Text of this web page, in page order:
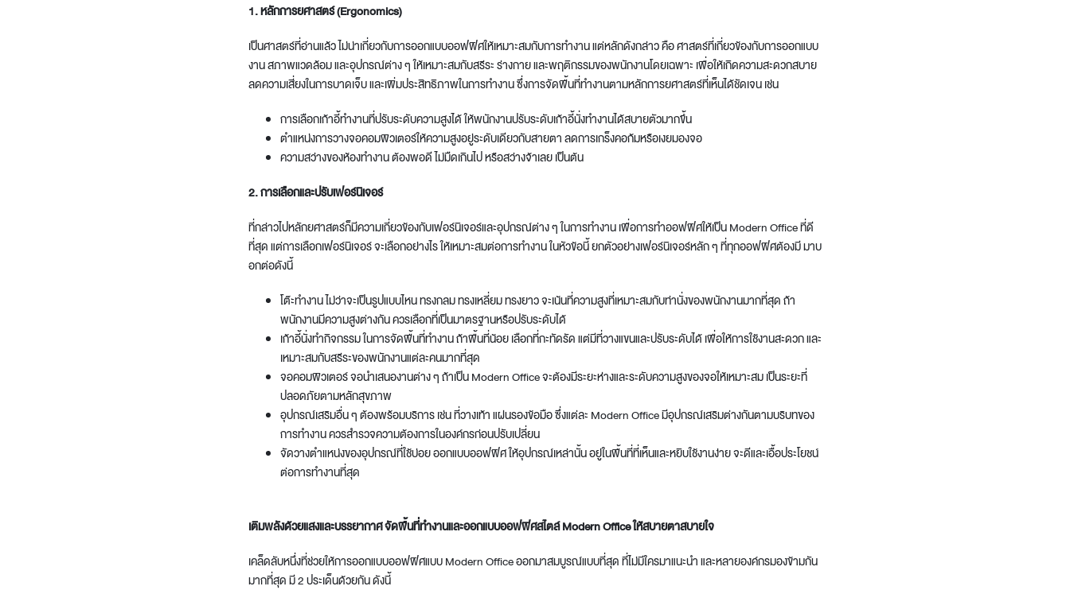
1. หลักการยศาสตร์ (Ergonomics)
เป็นศาสตร์ที่อ่านแล้ว ไม่น่าเกี่ยวกับการออกแบบออฟฟิศให้เหมาะสมกับการทำงาน แต่หลักดังกล่าว คือ ศาสตร์ที่เกี่ยวข้องกับการออกแบบ
งาน สภาพแวดล้อม และอุปกรณ์ต่าง ๆ ให้เหมาะสมกับสรีระ ร่างกาย และพฤติกรรมของพนักงานโดยเฉพาะ เพื่อให้เกิดความสะดวกสบาย
ลดความเสี่ยงในการบาดเจ็บ และเพิ่มประสิทธิภาพในการทำงาน ซึ่งการจัดพื้นที่ทำงานตามหลักการยศาสตร์ที่เห็นได้ชัดเจน เช่น
การเลือกเก้าอี้ทำงานที่ปรับระดับความสูงได้ ให้พนักงานปรับระดับเก้าอี้นั่งทำงานได้สบายตัวมากขึ้น
ตำแหน่งการวางจอคอมพิวเตอร์ให้ความสูงอยู่ระดับเดียวกับสายตา ลดการเกร็งคอก้มหรือเงยมองจอ
ความสว่างของห้องทำงาน ต้องพอดี ไม่มืดเกินไป หรือสว่างจ้าเลย เป็นต้น
2. การเลือกและปรับเฟอร์นิเจอร์
ที่กล่าวไปหลักยศาสตร์ก็มีความเกี่ยวข้องกับเฟอร์นิเจอร์และอุปกรณ์ต่าง ๆ ในการทำงาน เพื่อการทำออฟฟิศให้เป็นModern Officeที่ดี
ที่สุด แต่การเลือกเฟอร์นิเจอร์ จะเลือกอย่างไร ให้เหมาะสมต่อการทำงาน ในหัวข้อนี้ ยกตัวอย่างเฟอร์นิเจอร์หลัก ๆ ที่ทุกออฟฟิศต้องมี มาบ
อกต่อดังนี้
โต๊ะทำงาน ไม่ว่าจะเป็นรูปแบบไหน ทรงกลม ทรงเหลี่ยม ทรงยาว จะเน้นที่ความสูงที่เหมาะสมกับท่านั่งของพนักงานมากที่สุด ถ้า
พนักงานมีความสูงต่างกัน ควรเลือกที่เป็นมาตรฐานหรือปรับระดับได้
เก้าอี้นั่งทำกิจกรรม ในการจัดพื้นที่ทำงานถ้าพื้นที่น้อย เลือกที่กะทัดรัด แต่มีที่วางแขนและปรับระดับได้ เพื่อให้การใช้งานสะดวก และ
เหมาะสมกับสรีระของพนักงานแต่ละคนมากที่สุด
จอคอมพิวเตอร์ จอนำเสนองานต่าง ๆ ถ้าเป็นModern Officeจะต้องมีระยะห่างและระดับความสูงของจอให้เหมาะสม เป็นระยะที่
ปลอดภัยตามหลักสุขภาพ
อุปกรณ์เสริมอื่น ๆ ต้องพร้อมบริการ เช่น ที่วางเท้า แผ่นรองข้อมือ ซึ่งแต่ละ Modern Officeมีอุปกรณ์เสริมต่างกันตามบริบทของ
การทำงาน ควรสำรวจความต้องการในองค์กรก่อนปรับเปลี่ยน
จัดวางตำแหน่งของอุปกรณ์ที่ใช้บ่อย ออกแบบออฟฟิศ ให้อุปกรณ์เหล่านั้น อยู่ในพื้นที่ที่เห็นและหยิบใช้งานง่าย จะดีและเอื้อประโยชน์
ต่อการทำงานที่สุด
เติมพลังด้วยแสงและบรรยากาศ จัดพื้นที่ทำงานและออกแบบออฟฟิศสไตล์Modern Officeให้สบายตาสบายใจ
เคล็ดลับหนึ่งที่ช่วยให้การออกแบบออฟฟิศแบบModern Officeออกมาสมบูรณ์แบบที่สุด ที่ไม่มีใครมาแนะนำ และหลายองค์กรมองข้ามกัน
มากที่สุด มี 2 ประเด็นด้วยกัน ดังนี้